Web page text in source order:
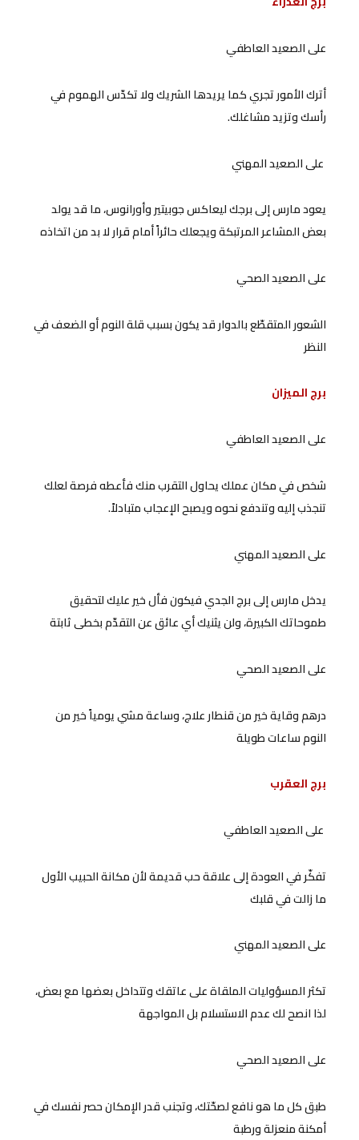
على الصعيد العاطفي
أترك الأمور تجري كما يريدها الشريك ولا تكدّس الهموم في
رأسك وتزيد مشاغلك.
على الصعيد المهني
يعود مارس إلى برجك ليعاكس جوبيتير وأورانوس، ما قد يولد
بعض المشاعر المرتبكة ويجعلك حائراً أمام قرار لا بد من اتخاذه
على الصعيد الصحي
الشعور المتقطّع بالدوار قد يكون بسبب قلة النوم أو الضعف في
النظر
برج الميزان
على الصعيد العاطفي
شخص في مكان عملك يحاول التقرب منك فأعطه فرصة لعلك
تنجذب إليه وتندفع نحوه ويصبح الإعجاب متبادلاً.
على الصعيد المهني
يدخل مارس إلى برج الجدي فيكون فأل خير عليك لتحقيق
طموحاتك الكبيرة، ولن يثنيك أي عائق عن التقدّم بخطى ثابتة
على الصعيد الصحي
درهم وقاية خير من قنطار علاج، وساعة مشي يومياً خير من
النوم ساعات طويلة
برج العقرب
على الصعيد العاطفي
تفكّر في العودة إلى علاقة حب قديمة لأن مكانة الحبيب الأول
ما زالت في قلبك
على الصعيد المهني
تكثر المسؤوليات الملقاة على عاتقك وتتداخل بعضها مع بعض،
لذا انصح لك عدم الاستسلام بل المواجهة
على الصعيد الصحي
طبق كل ما هو نافع لصحّتك، وتجنب قدر الإمكان حصر نفسك في
أمكنة منعزلة ورطبة